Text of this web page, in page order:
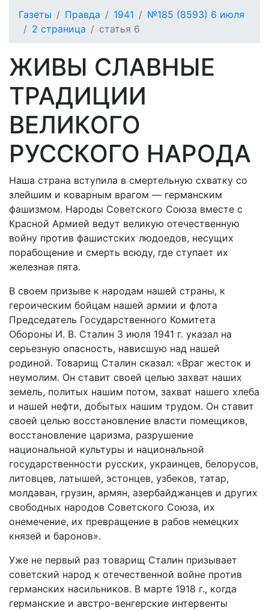
Газеты Правда 1941
№185 (8593) 6 июля
2 страница
статья 6
ЖИВЫ СЛАВНЫЕ
ТРАДИЦИИ
ВЕЛИКОГО
РУССКОГО НАРОДА
Наша страна вступила в смертельную схватку со
злейшим и коварным врагом — германским
фашизмом. Народы Советского Союза вместе с
Красной Армией ведут великую отечественную
войну против фашистских людоедов, несущих
порабощение и смерть всюду, где ступает их
железная пята.
В своем призыве к народам нашей страны, к
героическим бойцам нашей армии и флота
Председатель Государственного Комитета
Обороны И. В. Сталин 3 июля 1941 г. указал на
серьезную опасность, нависшую над нашей
родиной. Товарищ Сталин сказал: «Враг жесток и
неумолим. Он ставит своей целью захват наших
земель, политых нашим потом, захват нашего хлеба
и нашей нефти, добытых нашим трудом. Он ставит
своей целью восстановление власти помещиков,
восстановление царизма, разрушение
национальной культуры и национальной
государственности русских, украинцев, белорусов,
литовцев, латышей, эстонцев, узбеков, татар,
молдаван, грузин, армян, азербайджанцев и других
свободных народов Советского Союза, их
онемечение, их превращение в рабов немецких
князей и баронов».
Уже не первый раз товарищ Сталин призывает
советский народ к отечественной войне против
германских насильников. В марте 1918 г., когда
германские и австро-венгерские интервенты